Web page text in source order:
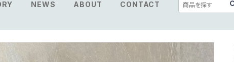
NEWS ABOUT CONTACT